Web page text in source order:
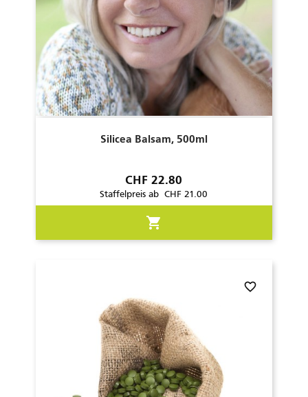
Silicea Balsam, 500ml
Preis
CHF 22.80
Staffelpreis ab CHF 21.00
shopping_cart
favorite_border